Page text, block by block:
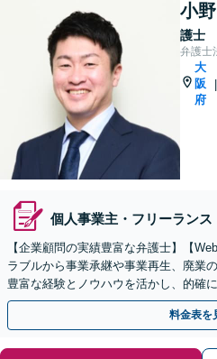
小
護士
弁護士
大
阪
府
|
個人事業主・フリーランス
【企業顧問の実績豊富な弁護士】【
ラブルから事業承継や事業再生、廃業
豊富な経験とノウハウを活かし、的確
応が強みです。顧問契約の実績も多数
料金表を